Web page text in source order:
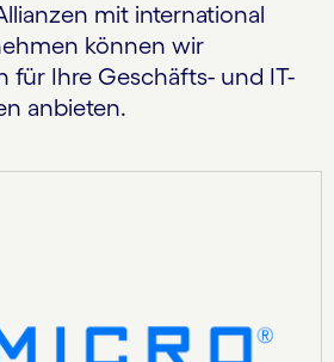
mit international
können wir
für Ihre Geschäfts- und IT-
anbieten.